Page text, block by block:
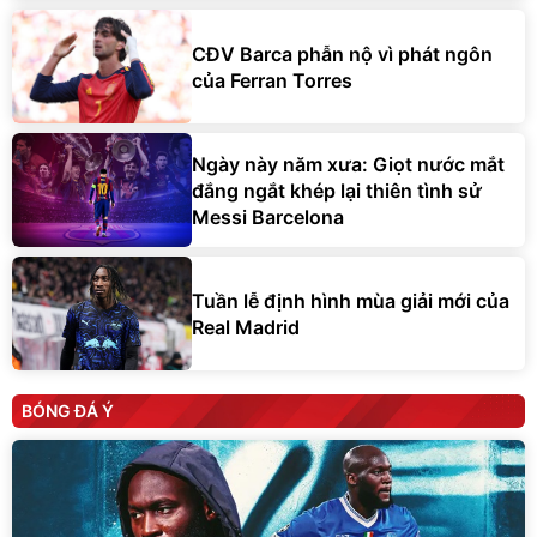
CĐV Barca phẫn nộ vì phát ngôn
của Ferran Torres
Ngày này năm xưa: Giọt nước mắt
đắng ngắt khép lại thiên tình sử
Messi Barcelona
Tuần lễ định hình mùa giải mới của
Real Madrid
BÓNG ĐÁ Ý